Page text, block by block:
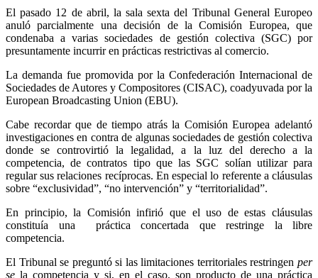
El pasado 12 de abril, la sala sexta del Tribunal General Europeo
anuló parcialmente una decisión de la Comisión Europea, que
condenaba a varias sociedades de gestión colectiva (SGC) por
presuntamente incurrir en prácticas restrictivas al comercio.
La demanda fue promovida por la Confederación Internacional de
Sociedades de Autores y Compositores (CISAC), coadyuvada por la
European Broadcasting Union (EBU).
Cabe recordar que de tiempo atrás la Comisión Europea adelantó
investigaciones en contra de algunas sociedades de gestión colectiva
donde se controvirtió la legalidad, a la luz del derecho a la
competencia, de contratos tipo que las SGC solían utilizar para
regular sus relaciones recíprocas. En especial lo referente a cláusulas
sobre “exclusividad”, “no intervención” y “territorialidad”.
En principio, la Comisión infirió que el uso de estas cláusulas
constituía una práctica concertada que restringe la libre
competencia.
El Tribunal se preguntó si las limitaciones territoriales restringen per
se la competencia y si, en el caso, son producto de una práctica